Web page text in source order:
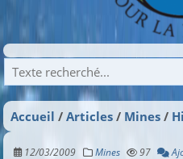
Recherche
Accueil Articles Mines
12/03/2009 Mines 97